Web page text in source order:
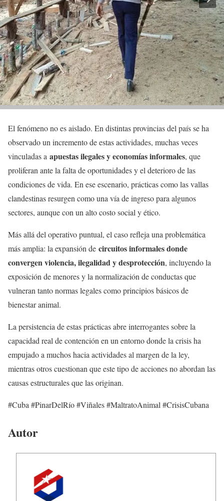
El fenómeno no es aislado. En distintas provincias del país se ha
observado un incremento de estas actividades, muchas veces
vinculadas a apuestas ilegales y economías informales, que
proliferan ante la falta de oportunidades y el deterioro de las
condiciones de vida. En ese escenario, prácticas como las vallas
clandestinas resurgen como una vía de ingreso para algunos
sectores, aunque con un alto costo social y ético.
Más allá del operativo puntual, el caso refleja una problemática
más amplia: la expansión de circuitos informales donde
convergen violencia, ilegalidad y desprotección, incluyendo la
exposición de menores y la normalización de conductas que
vulneran tanto normas legales como principios básicos de
bienestar animal.
La persistencia de estas prácticas abre interrogantes sobre la
capacidad real de contención en un entorno donde la crisis ha
empujado a muchos hacia actividades al margen de la ley,
mientras otros cuestionan que este tipo de acciones no abordan las
causas estructurales que las originan.
#Cuba #PinarDelRío #Viñales #MaltratoAnimal #CrisisCubana
Autor